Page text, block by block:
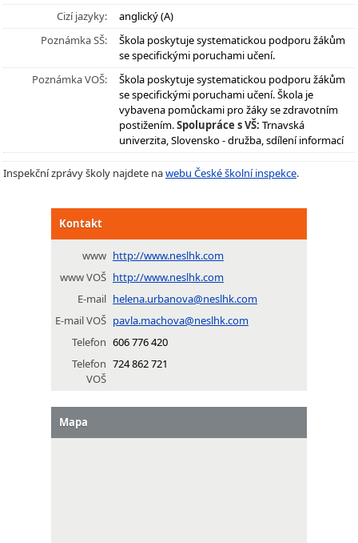
Cizí jazyky:
anglický (A)
Poznámka SŠ:
Škola poskytuje systematickou podporu žákům
se specifickými poruchami učení.
Poznámka VOŠ:
Škola poskytuje systematickou podporu žákům
se specifickými poruchami učení. Škola je
vybavena pomůckami pro žáky se zdravotním
postižením.Spolupráce s VŠ: Trnavská
univerzita, Slovensko - družba, sdílení informací
Inspekční zprávy školy najdete nawebu České školní inspekce.
Kontakt
www http://www.neslhk.com
www VOŠ http://www.neslhk.com
E-mail helena.urbanova@neslhk.com
E-mail VOŠ pavla.machova@neslhk.com
Telefon 606 776 420
Telefon
VOŠ
724 862 721
Mapa